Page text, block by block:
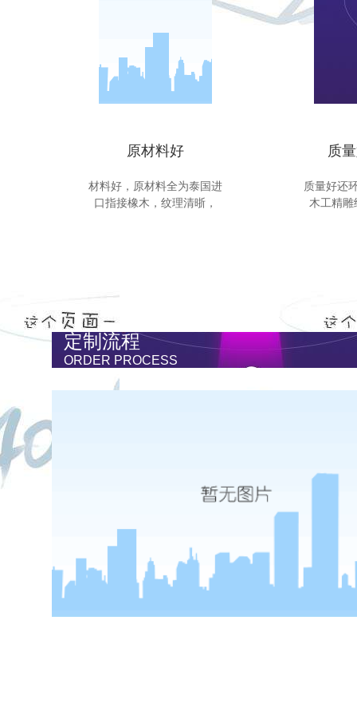
原材料好
材料好，原材料全为泰国进
口指接橡木，纹理清晣，
质
质量好还
木工精
定制流程
ORDER PROCESS